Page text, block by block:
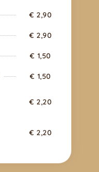
€ 2,90
€ 2,90
€ 1,50
€ 1,50
€ 2,20
€ 2,20